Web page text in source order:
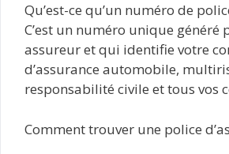
Qu’est-ce qu’un numéro de
C’est un numéro unique généré
assureur et qui identifie votre
d’assurance automobile,
responsabilité civile et tous vos
Comment trouver une police